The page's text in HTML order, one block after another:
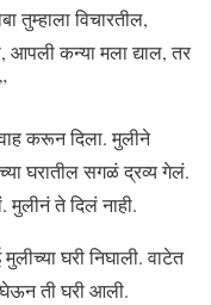
तुम्हाला विचारतील,
आपली कन्या मला द्याल, तर
करून दिला. मुलीने
घरातील सगळं द्रव्य गेलं.
ते दिलं नाही.
घरी निघाली. वाटेत
ती घरी आली.